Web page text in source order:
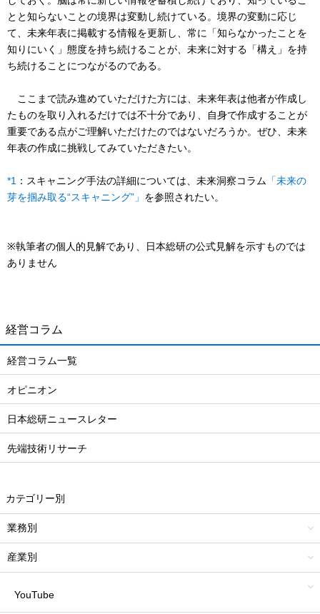
とと知らないことの境界は変動し続けている。境界の変動に応じ
て、未来年表に掲載する情報を更新し、常に「知らなかったことを
知りにいく」態度を持ち続けることが、未来に対する「構え」を持
ち続けることにつながるのである。
ここまで読み進めていただけた方には、未来年表は他者が作成し
たものを取り入れるだけでは不十分であり、自身で作成することが
重要である点がご理解いただけたのではないだろうか。ぜひ、未来
年表の作成に挑戦してみていただきたい。
*1 ：スキャニング手法の詳細については、未来洞察コラム 「未来の
芽を掴み取る“スキャニング”」 を参照されたい。
※執筆者の個人的見解であり、日本総研の公式見解を示すものでは
ありません
経営コラム
経営コラム一覧
オピニオン
日本総研ニュースレター
先端技術リサーチ
カテゴリー別
業務別
産業別
YouTube